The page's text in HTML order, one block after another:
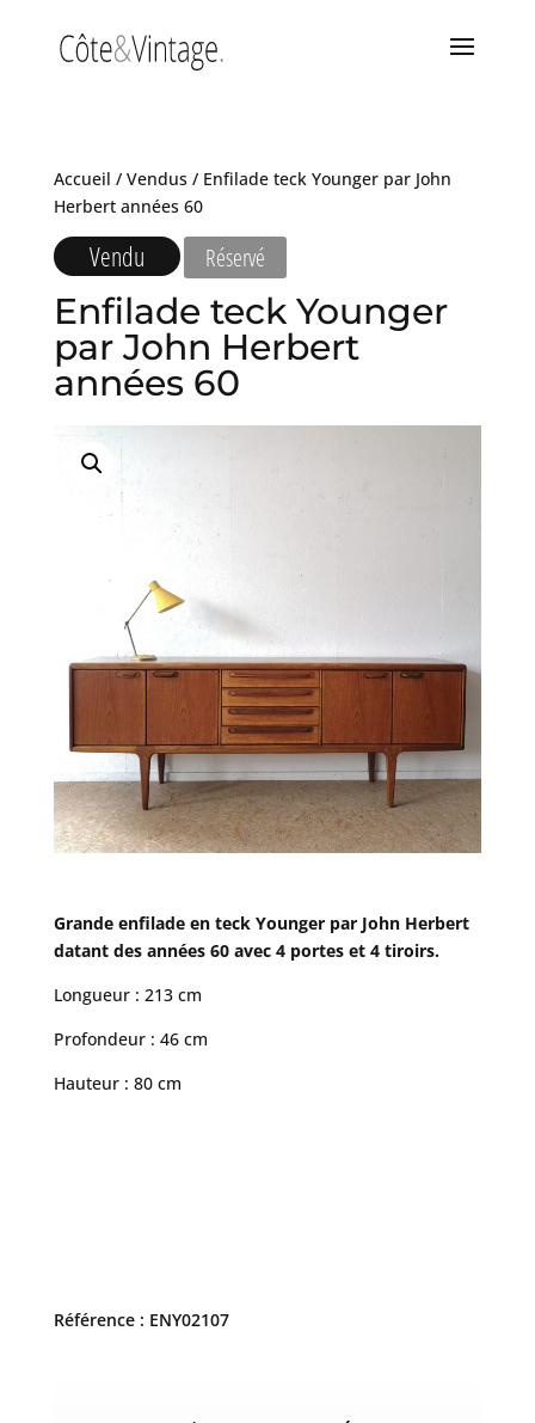
Accueil / Vendus/ Enfilade teck Younger par John
Herbert années 60
Vendu Réservé
Enfilade teck Younger
par John Herbert
années 60
Grande enfilade en teck Younger par John Herbert
datant des années 60 avec 4 portes et 4 tiroirs.
Longueur : 213 cm
Profondeur : 46 cm
Hauteur : 80 cm
Référence : ENY02107